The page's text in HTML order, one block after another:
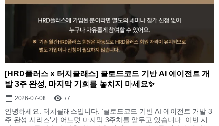
[HRD플러스 x 터치클래스] 클로드코드 기반 AI 에이전트 개
발 3주 완성, 마지막 기회를 놓치지 마세요✨
2026-07-08 77
안녕하세요. 터치클래스입니다. ‘클로드코드 기반 AI 에이전트 개발 3
주 완성 시리즈’가 어느덧 마지막 3주차를 앞두고 있습니다. 이번 시